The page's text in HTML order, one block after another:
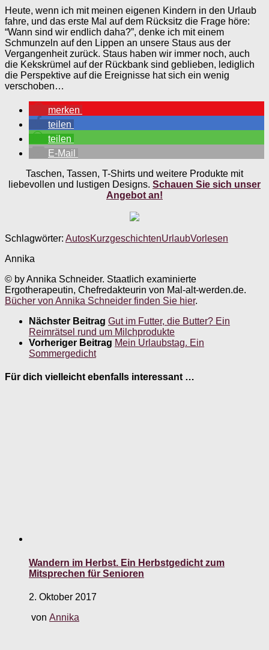
Heute, wenn ich mit meinen eigenen Kindern in den Urlaub
fahre, und das erste Mal auf dem Rücksitz die Frage höre:
“Wann sind wir endlich daha?”, denke ich mit einem
Schmunzeln auf den Lippen an unsere Staus aus der
Vergangenheit zurück. Staus haben wir immer noch, auch
die Kekskrümel auf der Rückbank sind geblieben, lediglich
die Perspektive auf die Ereignisse hat sich ein wenig
verschoben…
merken
teilen
teilen
E-Mail
Taschen, Tassen, T-Shirts und weitere Produkte mit
liebevollen und lustigen Designs. Schauen Sie sich unser
Angebot an!
Schlagwörter: AutosKurzgeschichtenUrlaubVorlesen
Annika
© by Annika Schneider. Staatlich examinierte
Ergotherapeutin, Chefredakteurin von Mal-alt-werden.de.
Bücher von Annika Schneider finden Sie hier.
Nächster Beitrag Gut im Futter, die Butter? Ein
Reimrätsel rund um Milchprodukte
Vorheriger Beitrag Mein Urlaubstag. Ein
Sommergedicht
Für dich vielleicht ebenfalls interessant …
Wandern im Herbst. Ein Herbstgedicht zum
Mitsprechen für Senioren
2. Oktober 2017
von Annika